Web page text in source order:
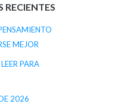
MEJOR
PARA
2026